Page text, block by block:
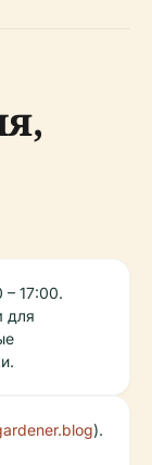
– 17:00.
для
).